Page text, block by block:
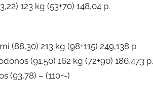
123 kg (53+70) 148,04 p.
(88,30) 213 kg (98+115) 249,138 p.
(91,50) 162 kg (72+90) 186,473 p.
(93,78) – (110+-)